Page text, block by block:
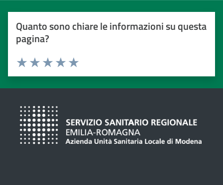
Quanto sono chiare le informazioni su questa
pagina?
Valuta da 1 a 5 stelle
Valuta 5 stelle su 5
Valuta 4 stelle su 5
Valuta 3 stelle su 5
Valuta 2 stelle su 5
Valuta 1 stelle su 5